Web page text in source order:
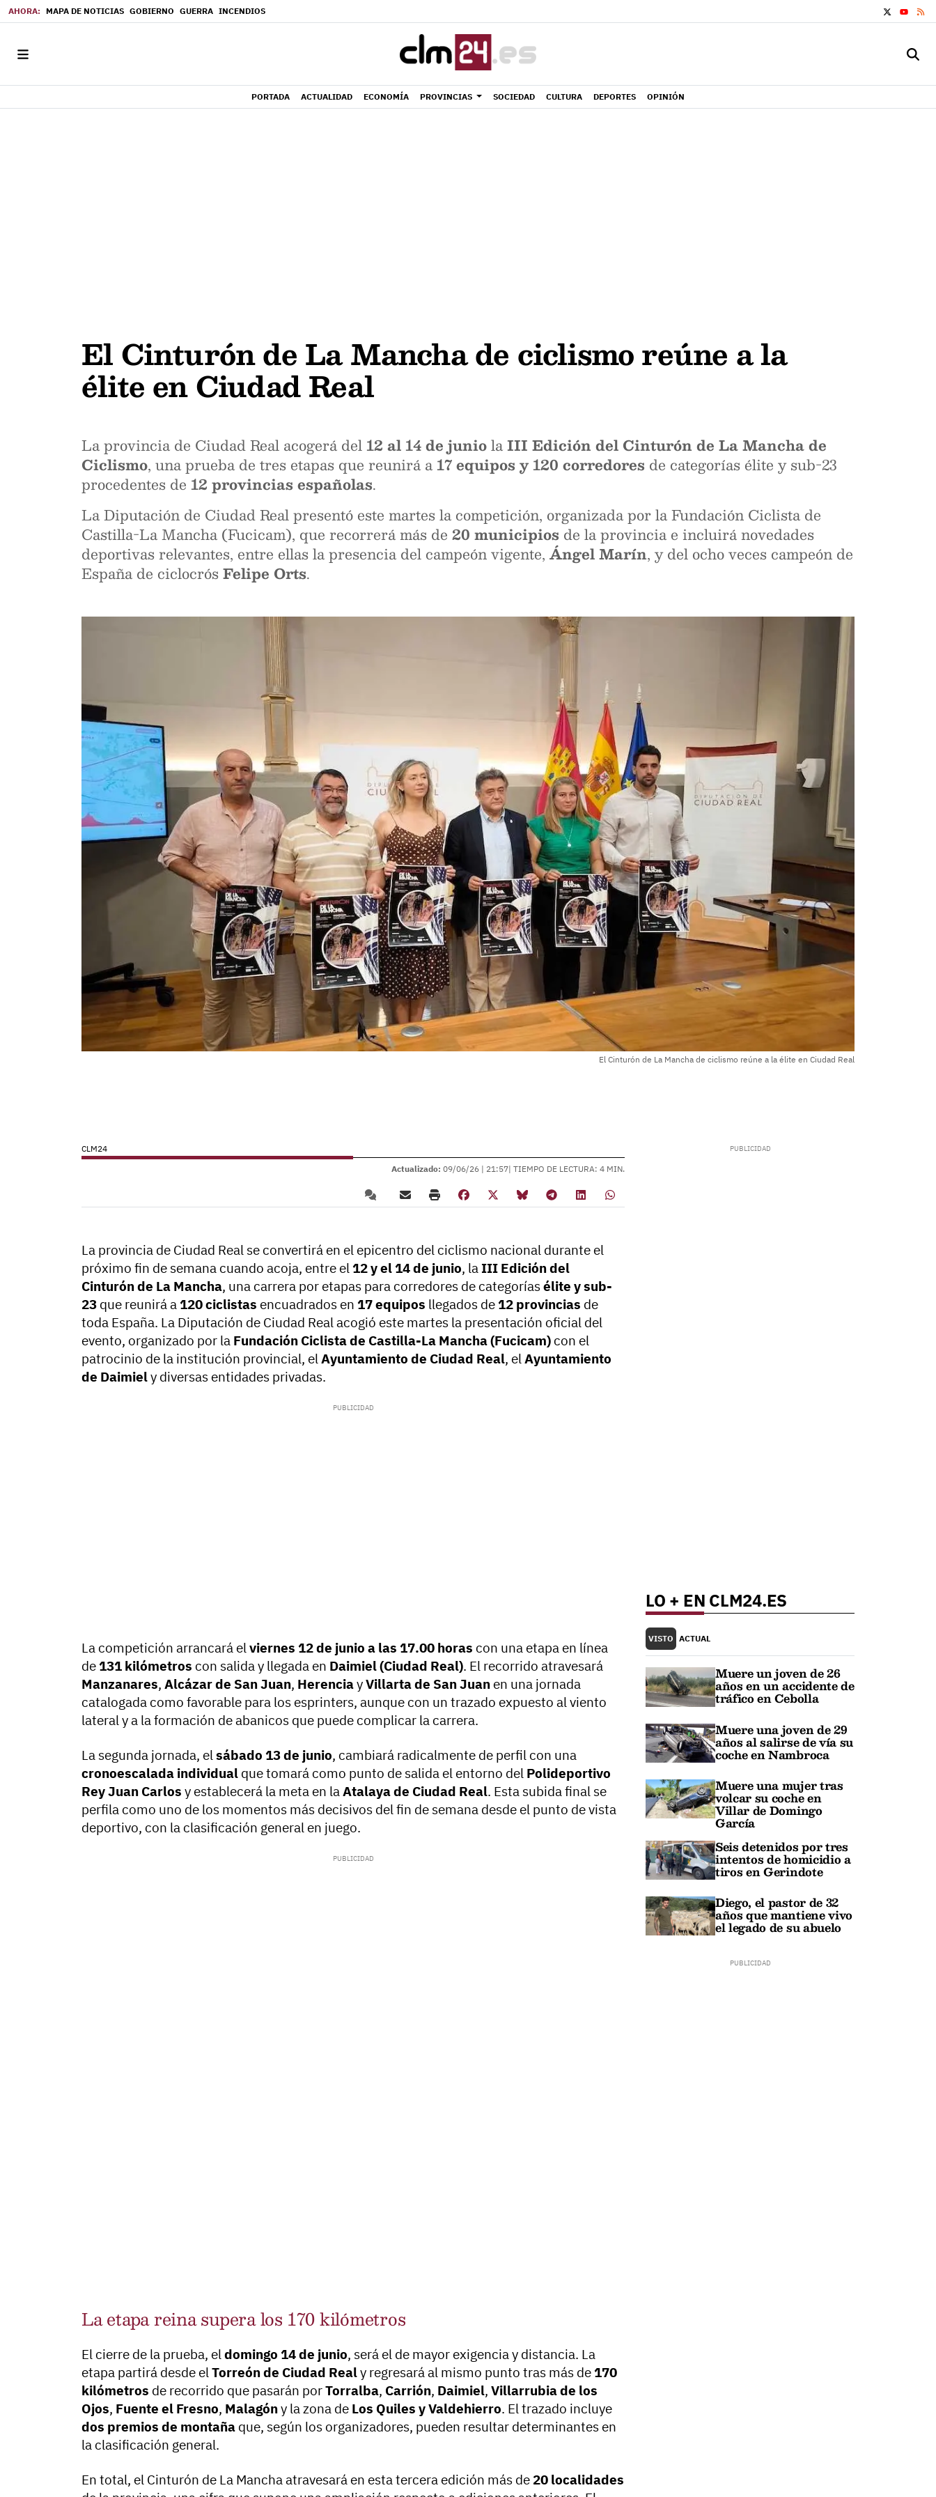
MAPA DE NOTICIAS GOBIERNO GUERRA INCENDIOS
YOUTUBE
PORTADA ACTUALIDAD ECONOMÍA PROVINCIAS SOCIEDAD CULTURA DEPORTES OPINIÓN
El Cinturón de La Mancha de ciclismo reúne a la
élite en Ciudad Real
La provincia de Ciudad Real acogerá del 12 al 14 de juniolaIII Edición del Cinturón de La Mancha de
Ciclismo, una prueba de tres etapas que reunirá a 17 equipos y 120 corredores de categorías élite y sub-23
procedentes de 12 provincias españolas.
La Diputación de Ciudad Real presentó este martes la competición, organizada por la Fundación Ciclista de
Castilla-La Mancha (Fucicam), que recorrerá más de 20 municipios de la provincia e incluirá novedades
deportivas relevantes, entre ellas la presencia del campeón vigente, Ángel Marín, y del ocho veces campeón de
España de ciclocrós Felipe Orts.
El Cinturón de La Mancha de ciclismo reúne a la élite en Ciudad Real
CLM24
Actualizado: 09/06/26 | 21:57| TIEMPO DE LECTURA: 4 MIN.
La provincia de Ciudad Real se convertirá en el epicentro del ciclismo nacional durante el
próximo fin de semana cuando acoja, entre el 12 y el 14 de junio, la III Edición del
Cinturón de La Mancha, una carrera por etapas para corredores de categoríasélite y sub-
23 que reunirá a 120 ciclistas encuadrados en 17 equipos llegados de 12 provincias de
toda España. La Diputación de Ciudad Real acogió este martes la presentación oficial del
evento, organizado por la Fundación Ciclista de Castilla-La Mancha (Fucicam) con el
patrocinio de la institución provincial, elAyuntamiento de Ciudad Real, elAyuntamiento
de Daimiely diversas entidades privadas.
La competición arrancará elviernes 12 de junio a las 17.00 horas con una etapa en línea
de 131 kilómetros con salida y llegada en Daimiel (Ciudad Real). El recorrido atravesará
Manzanares, Alcázar de San Juan, HerenciayVillarta de San Juan en una jornada
catalogada como favorable para los esprinters, aunque con un trazado expuesto al viento
lateral y a la formación de abanicos que puede complicar la carrera.
La segunda jornada, elsábado 13 de junio, cambiará radicalmente de perfil con una
cronoescalada individual que tomará como punto de salida el entorno del Polideportivo
Rey Juan Carlos y establecerá la meta en laAtalaya de Ciudad Real. Esta subida final se
perfila como uno de los momentos más decisivos del fin de semana desde el punto de vista
deportivo, con la clasificación general en juego.
La etapa reina supera los 170 kilómetros
El cierre de la prueba, eldomingo 14 de junio, será el de mayor exigencia y distancia. La
etapa partirá desde elTorreón de Ciudad Realy regresará al mismo punto tras más de 170
kilómetros de recorrido que pasarán porTorralba, Carrión, Daimiel, Villarrubia de los
Ojos, Fuente el Fresno, Malagóny la zona de Los Quiles y Valdehierro. El trazado incluye
dos premios de montaña que, según los organizadores, pueden resultar determinantes en
la clasificación general.
En total, el Cinturón de La Mancha atravesará en esta tercera edición más de 20 localidades
LO + EN CLM24.ES
VISTO ACTUAL
Muere un joven de 26
años en un accidente de
tráfico en Cebolla
Muere una joven de 29
años al salirse de vía su
coche en Nambroca
Muere una mujer tras
volcar su coche en
Villar de Domingo
García
Seis detenidos por tres
intentos de homicidio a
tiros en Gerindote
Diego, el pastor de 32
años que mantiene vivo
el legado de su abuelo